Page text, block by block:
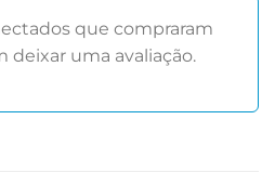
que compraram
uma avaliação.